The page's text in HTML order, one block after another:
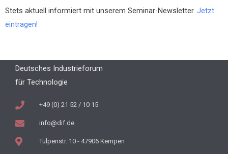
Stets aktuell informiert mit unserem Seminar-Newsletter. Jetzt
eintragen!
Deutsches Industrieforum
für Technologie
+49 (0) 21 52 / 10 15
info@dif.de
Tulpenstr. 10 - 47906 Kempen